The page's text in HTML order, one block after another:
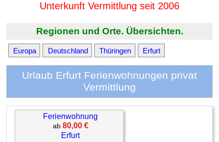
Unterkunft Vermittlung seit 2006
Regionen und Orte. Übersichten.
Europa Deutschland Thüringen Erfurt
Urlaub Erfurt Ferienwohnungen privat
Vermittlung
Ferienwohnung
ab 80,00 €
Erfurt